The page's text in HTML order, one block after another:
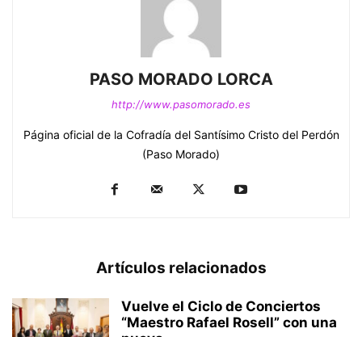
PASO MORADO LORCA
http://www.pasomorado.es
Página oficial de la Cofradía del Santísimo Cristo del Perdón
(Paso Morado)
Artículos relacionados
Vuelve el Ciclo de Conciertos
“Maestro Rafael Rosell” con una